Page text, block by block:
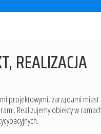
REALIZACJA
projektowymi, zarządami
Realizujemy obiekty w